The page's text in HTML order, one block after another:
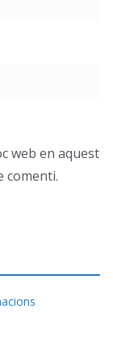
web en aquest
comenti.